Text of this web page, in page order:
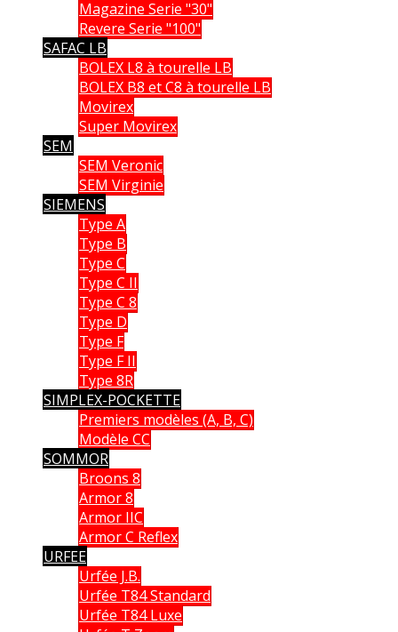
Magazine Serie "30"
Revere Serie "100"
SAFAC LB
BOLEX L8 à tourelle LB
BOLEX B8 et C8 à tourelle LB
Movirex
Super Movirex
SEM
SEM Veronic
SEM Virginie
SIEMENS
Type A
Type B
Type C
Type C II
Type C 8
Type D
Type F
Type F II
Type 8R
SIMPLEX-POCKETTE
Premiers modèles (A, B, C)
Modèle CC
SOMMOR
Broons 8
Armor 8
Armor IIC
Armor C Reflex
URFEE
Urfée J.B.
Urfée T84 Standard
Urfée T84 Luxe